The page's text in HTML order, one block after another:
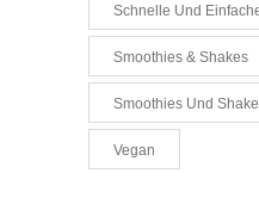
Schnelle Und
Smoothies & Shakes
Smoothies Und
Vegan